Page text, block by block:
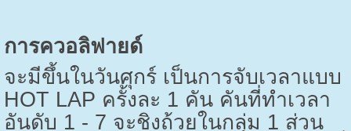
การควอลิฟายด์
จะมีขึ้นในวันศุกร์ เป็นการจับเวลาแบบ
HOT LAP ครั้งละ 1 คัน คันที่ทำเวลา
อันดับ 1 - 7 จะชิงถ้วยในกลุ่ม 1 ส่วน